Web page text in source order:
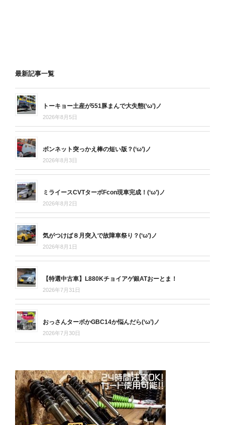
最新記事一覧
トーキョー土産が551豚まんで大失態(‘ω’)ノ
2026年8月5日
ボンネット突っかえ棒の短い版？(‘ω’)ノ
2026年8月3日
ミライースCVTターボFcon現車完成！(‘ω’)ノ
2026年8月2日
気がつけば８月突入で故障車祭り？(‘ω’)ノ
2026年8月1日
【特選中古車】L880Kチョイアゲ銀ATおーとま！
2026年7月31日
おっさんターボかGBC14か悩んだら(‘ω’)ノ
2026年7月30日